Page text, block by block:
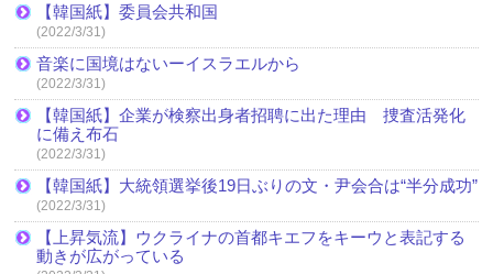
【韓国紙】委員会共和国
(2022/3/31)
音楽に国境はないーイスラエルから
(2022/3/31)
【韓国紙】企業が検察出身者招聘に出た理由 捜査活発化
に備え布石
(2022/3/31)
【韓国紙】大統領選挙後19日ぶりの文・尹会合は“半分成功”
(2022/3/31)
【上昇気流】ウクライナの首都キエフをキーウと表記する
動きが広がっている